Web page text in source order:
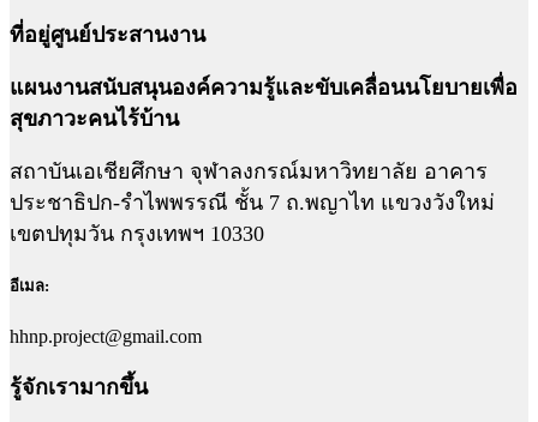
ที่อยู่ศูนย์ประสานงาน
แผนงานสนับสนุนองค์ความรู้และขับเคลื่อนนโยบายเพื่อ
สุขภาวะคนไร้บ้าน
สถาบันเอเชียศึกษา จุฬาลงกรณ์มหาวิทยาลัย อาคาร
ประชาธิปก-รำไพพรรณี ชั้น 7 ถ.พญาไท แขวงวังใหม่
เขตปทุมวัน กรุงเทพฯ 10330
อีเมล:
hhnp.project@gmail.com
รู้จักเรามากขึ้น